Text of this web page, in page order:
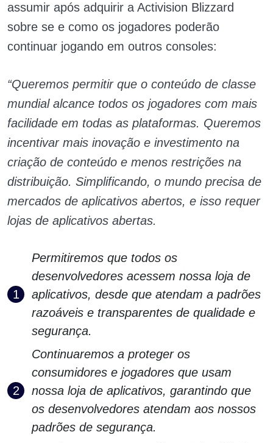
assumir após adquirir a Activision Blizzard
sobre se e como os jogadores poderão
continuar jogando em outros consoles:
“Queremos permitir que o conteúdo de classe
mundial alcance todos os jogadores com mais
facilidade em todas as plataformas. Queremos
incentivar mais inovação e investimento na
criação de conteúdo e menos restrições na
distribuição. Simplificando, o mundo precisa de
mercados de aplicativos abertos, e isso requer
lojas de aplicativos abertas.
Permitiremos que todos os
desenvolvedores acessem nossa loja de
aplicativos, desde que atendam a padrões
razoáveis ​​e transparentes de qualidade e
segurança.
Continuaremos a proteger os
consumidores e jogadores que usam
nossa loja de aplicativos, garantindo que
os desenvolvedores atendam aos nossos
padrões de segurança.